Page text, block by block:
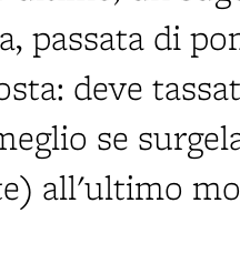
passata di
deve
se
all'ultimo